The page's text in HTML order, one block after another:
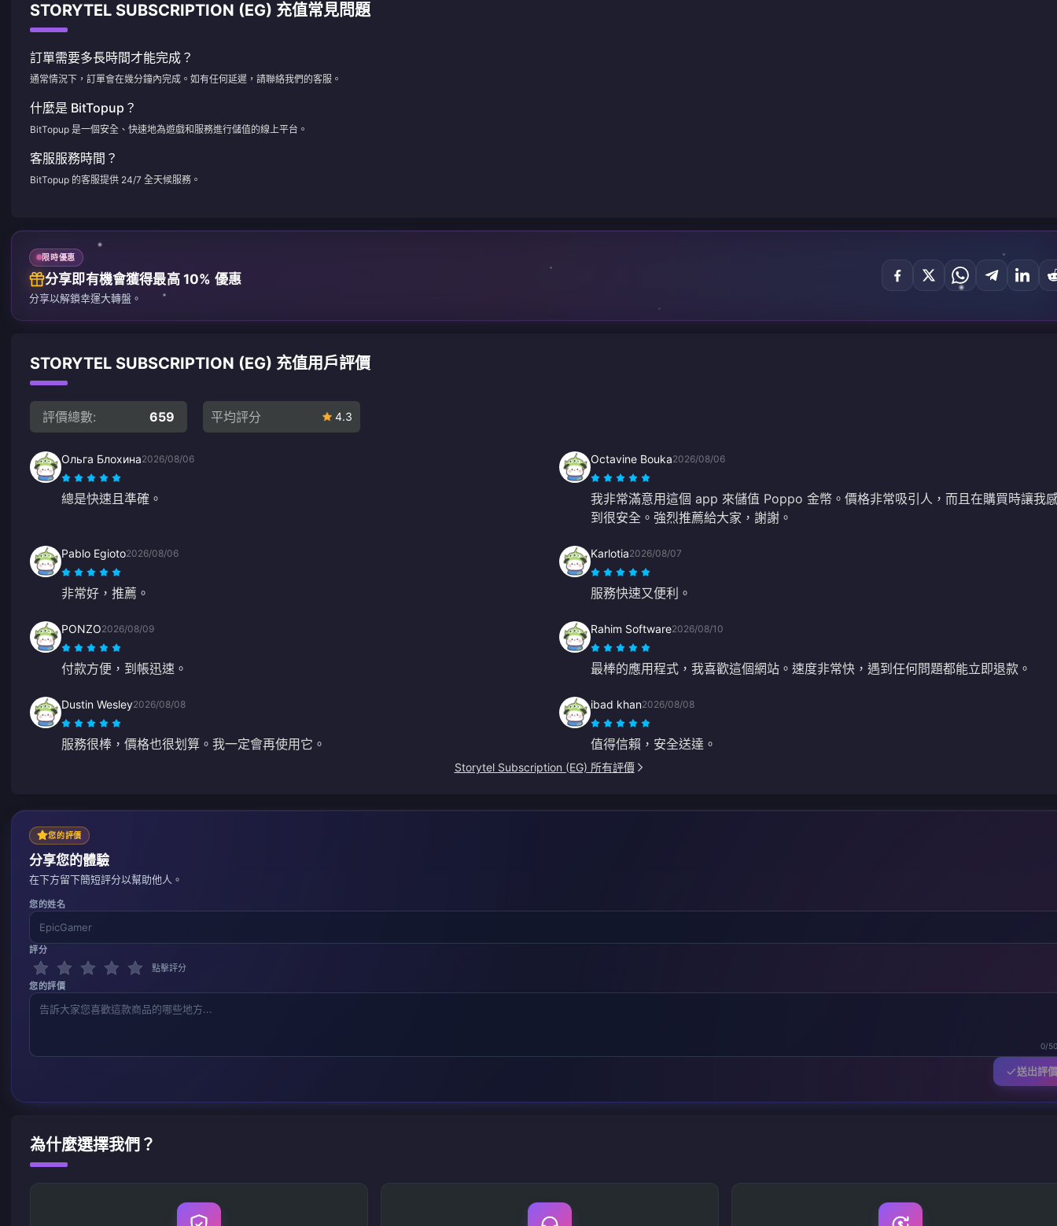
STORYTEL SUBSCRIPTION (EG) 充值常見問題
訂單需要多長時間才能完成？
通常情況下，訂單會在幾分鐘內完成。如有任何延遲，請聯絡我們的客服。
什麼是 BitTopup？
BitTopup 是一個安全、快速地為遊戲和服務進行儲值的線上平台。
客服服務時間？
BitTopup 的客服提供 24/7 全天候服務。
限時優惠
分享即有機會獲得最高 10% 優惠
分享以解鎖幸運大轉盤。
STORYTEL SUBSCRIPTION (EG) 充值用戶評價
評價總數: 659 平均評分 4.3
Ольга Блохина2026/08/06
總是快速且準確。
Octavine Bouka2026/08/06
我非常滿意用這個 app 來儲值 Poppo 金幣。價格非常吸引人，而且在購買時讓我
到很安全。強烈推薦給大家，謝謝。
Pablo Egioto2026/08/06
非常好，推薦。
Karlotia2026/08/07
服務快速又便利。
PONZO2026/08/09
付款方便，到帳迅速。
Rahim Software2026/08/10
最棒的應用程式，我喜歡這個網站。速度非常快，遇到任何問題都能立即退款。
Dustin Wesley2026/08/08
服務很棒，價格也很划算。我一定會再使用它。
ibad khan2026/08/08
值得信賴，安全送達。
Storytel Subscription (EG) 所有評價
您的評價
分享您的體驗
在下方留下簡短評分以幫助他人。
您的姓名
評分
點擊評分
您的評價
0/
送出評價
為什麼選擇我們？